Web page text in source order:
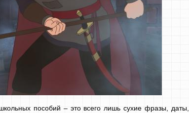
пособий – это всего лишь сухие фразы, даты,